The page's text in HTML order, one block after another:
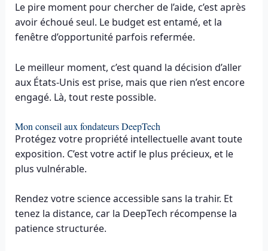
Le pire moment pour chercher de l’aide, c’est après
avoir échoué seul. Le budget est entamé, et la
fenêtre d’opportunité parfois refermée.
Le meilleur moment, c’est quand la décision d’aller
aux États-Unis est prise, mais que rien n’est encore
engagé. Là, tout reste possible.
Mon conseil aux fondateurs DeepTech
Protégez votre propriété intellectuelle avant toute
exposition. C’est votre actif le plus précieux, et le
plus vulnérable.
Rendez votre science accessible sans la trahir. Et
tenez la distance, car la DeepTech récompense la
patience structurée.